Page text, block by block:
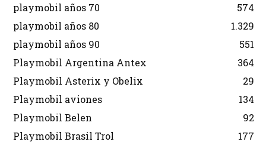
playmobil años 70
574
playmobil años 80
1.329
playmobil años 90
551
Playmobil Argentina Antex
364
Playmobil Asterix y Obelix
29
Playmobil aviones
134
Playmobil Belen
92
Playmobil Brasil Trol
177